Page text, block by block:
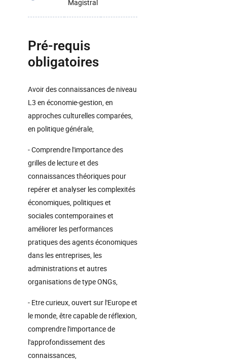
Magistral
Pré-requis
obligatoires
Avoir des connaissances de niveau
L3 en économie-gestion, en
approches culturelles comparées,
en politique générale,
- Comprendre l'importance des
grilles de lecture et des
connaissances théoriques pour
repérer et analyser les complexités
économiques, politiques et
sociales contemporaines et
améliorer les performances
pratiques des agents économiques
dans les entreprises, les
administrations et autres
organisations de type ONGs,
- Etre curieux, ouvert sur l'Europe et
le monde, être capable de réflexion,
comprendre l'importance de
l'approfondissement des
connaissances,